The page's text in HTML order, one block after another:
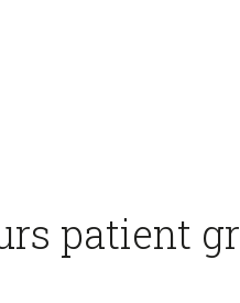
patient